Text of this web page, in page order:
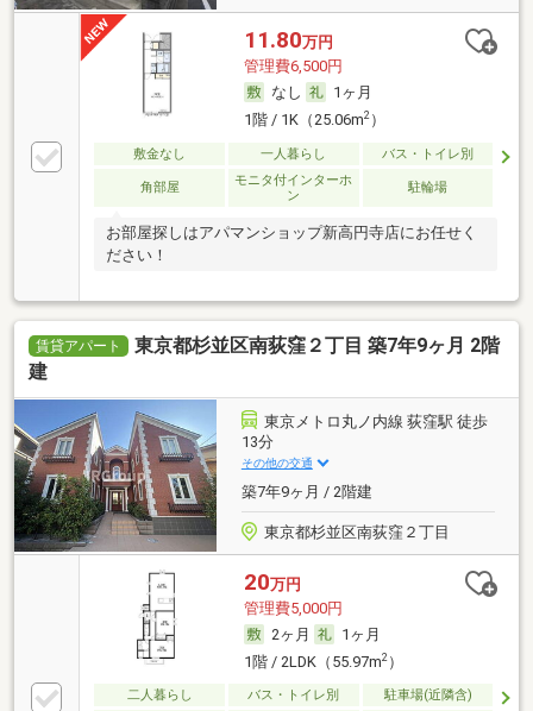
11.80万円
管理費6,500円
なし
1ヶ月
1階 / 1K（25.06m2）
敷金なし 一人暮らし バス・トイレ別
角部屋
モニタ付インターホ
ン
駐輪場
お部屋探しはアパマンショップ新高円寺店にお任せく
ださい！
賃貸アパート
東京都杉並区南荻窪２丁目 築7年9ヶ月 2階
建
東京メトロ丸ノ内線 荻窪駅 徒歩
13分
その他の交通
築7年9ヶ月 / 2階建
東京都杉並区南荻窪２丁目
20万円
管理費5,000円
2ヶ月
1ヶ月
1階 / 2LDK（55.97m2）
二人暮らし バス・トイレ別 駐車場(近隣含)